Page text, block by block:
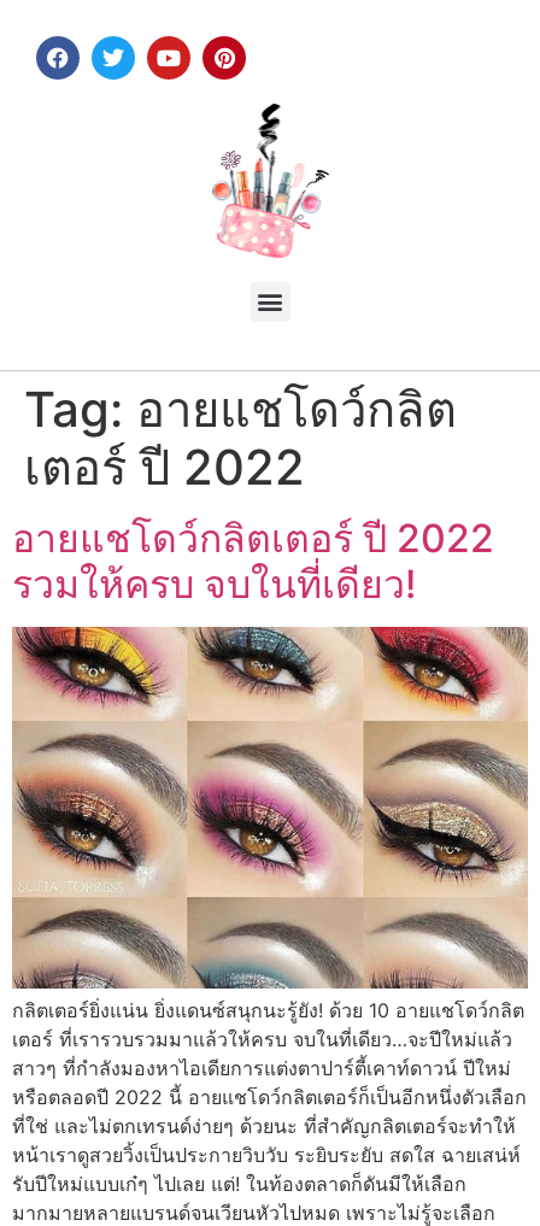
Tag: อายแชโดว์กลิต
เตอร์ ปี 2022
อายแชโดว์กลิตเตอร์ ปี 2022
รวมให้ครบ จบในที่เดียว!
กลิตเตอร์ยิ่งแน่น ยิ่งแดนซ์สนุกนะรู้ยัง! ด้วย 10 อายแชโดว์กลิต
เตอร์ ที่เรารวบรวมมาแล้วให้ครบ จบในที่เดียว…จะปีใหม่แล้ว
สาวๆ ที่กำลังมองหาไอเดียการแต่งตาปาร์ตี้เคาท์ดาวน์ ปีใหม่
หรือตลอดปี 2022 นี้ อายแชโดว์กลิตเตอร์ก็เป็นอีกหนึ่งตัวเลือก
ที่ใช่ และไม่ตกเทรนด์ง่ายๆ ด้วยนะ ที่สำคัญกลิตเตอร์จะทำให้
หน้าเราดูสวยวิ้งเป็นประกายวิบวับ ระยิบระยับ สดใส ฉายเสน่ห์
รับปีใหม่แบบเก๋ๆ ไปเลย แต่! ในท้องตลาดก็ดันมีให้เลือก
มากมายหลายแบรนด์จนเวียนหัวไปหมด เพราะไม่รู้จะเลือก